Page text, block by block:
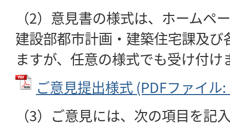
（2）意見書の様式は、ホームペ
建設部都市計画・建築住宅課及
ますが、任意の様式でも受け付け
ご意見提出様式 (PDFファイル
（3）ご意見には、次の項目を記